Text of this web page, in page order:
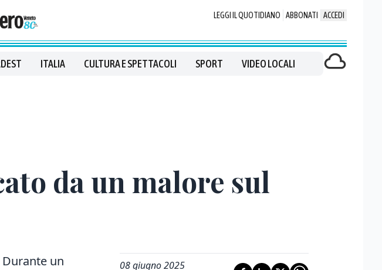
LEGGI IL QUOTIDIANO ABBONATI ACCEDI
ITALIA CULTURA E SPETTACOLI SPORT VIDEO LOCALI
da un malore sul
un
08 giugno 2025